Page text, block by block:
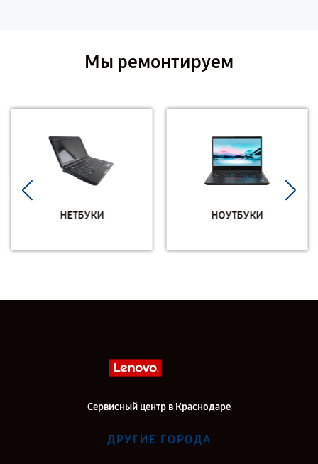
Мы ремонтируем
НЕТБУКИ НОУТБУКИ
Сервисный центр в Краснодаре
ДРУГИЕ ГОРОДА